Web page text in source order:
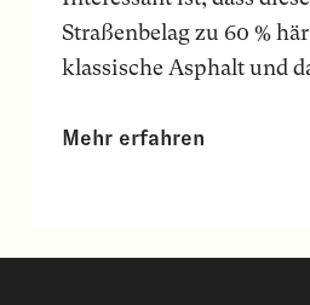
Straßenbelag zu 60 %
klassische Asphalt und
Mehr erfahren